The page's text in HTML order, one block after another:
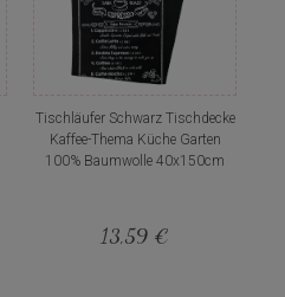
Tischläufer Schwarz Tischdecke
Kaffee-Thema Küche Garten
100% Baumwolle 40x150cm
13,59 €